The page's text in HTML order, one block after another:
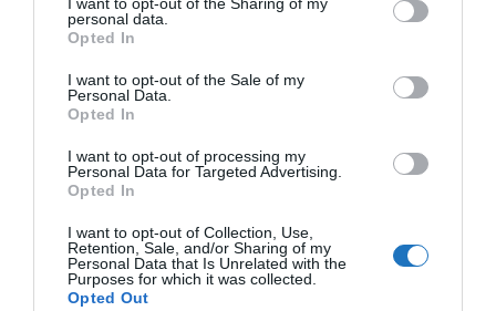
grant or deny consent to Google and its third-party tags to
use your data for below specified purposes in below Google
consent section.
personal data.
Opted In
I want to opt-out of the Sale of my
Personal Data.
Opted In
I want to opt-out of processing my
Personal Data for Targeted Advertising.
Opted In
I want to opt-out of Collection, Use,
Retention, Sale, and/or Sharing of my
Personal Data that Is Unrelated with the
Purposes for which it was collected.
Opted Out
lesz.
A gyermekmedence mellett vizes játszóteret
építenek.
A jelenlegi várakozások szerint gyermeknap előtt
elkészül a fejlesztés, így május végén, június elején a
fürdő már fogadhatja majd a fürdőzni vágyó
vendégeket.